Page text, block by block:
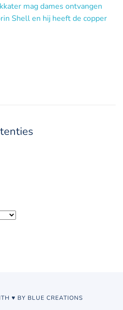
mag dames ontvangen
Shell en hij heeft de copper
♥ BY BLUE CREATIONS